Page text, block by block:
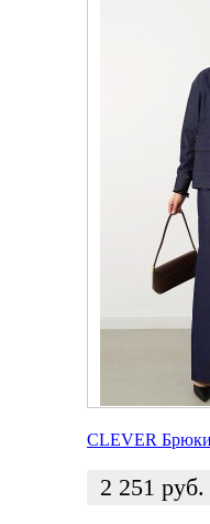
CLEVER
2 251 руб.